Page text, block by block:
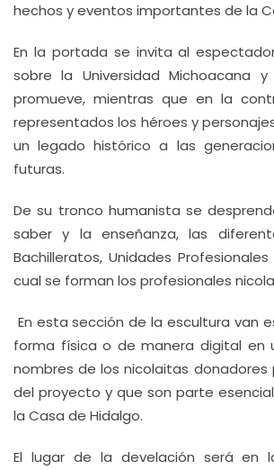
hechos y eventos importantes de la
En la portada se invita al
sobre la Universidad Michoacana
promueve, mientras que en la
representados los héroes y
un legado histórico a las
futuras.
De su tronco humanista se
saber y la enseñanza, las
Bachilleratos, Unidades
cual se forman los profesionales
En esta sección de la escultura van
forma física o de manera digital en
nombres de los nicolaitas donadores
del proyecto y que son parte
la Casa de Hidalgo.
El lugar de la develación será en